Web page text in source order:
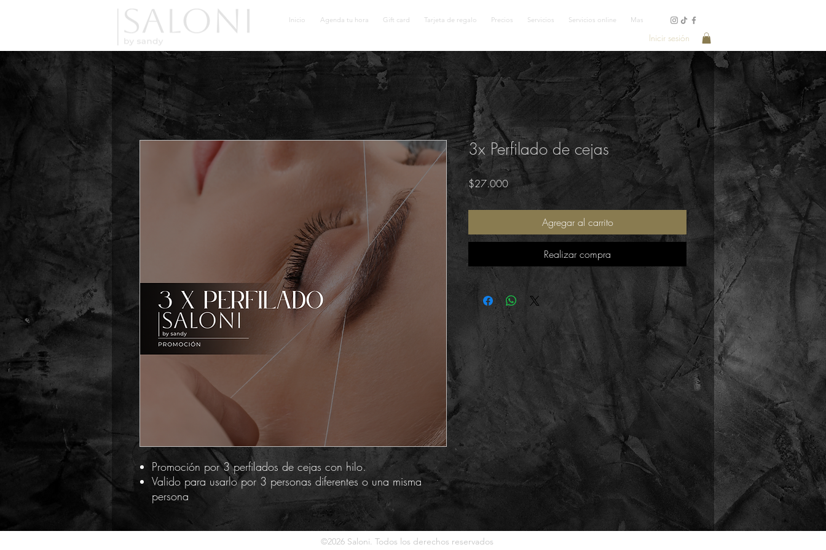
Inicio Agenda tu hora Gift card Tarjeta de regalo Precios Servicios Servicios online Mas
Inicir sesión
Promoción por 3 perfilados de cejas con hilo.
Valido para usarlo por 3 personas diferentes o una misma
persona
3x Perfilado de cejas
$27.000Precio
Agregar al carrito
Realizar compra
©2026 Saloni. Todos los derechos reservados